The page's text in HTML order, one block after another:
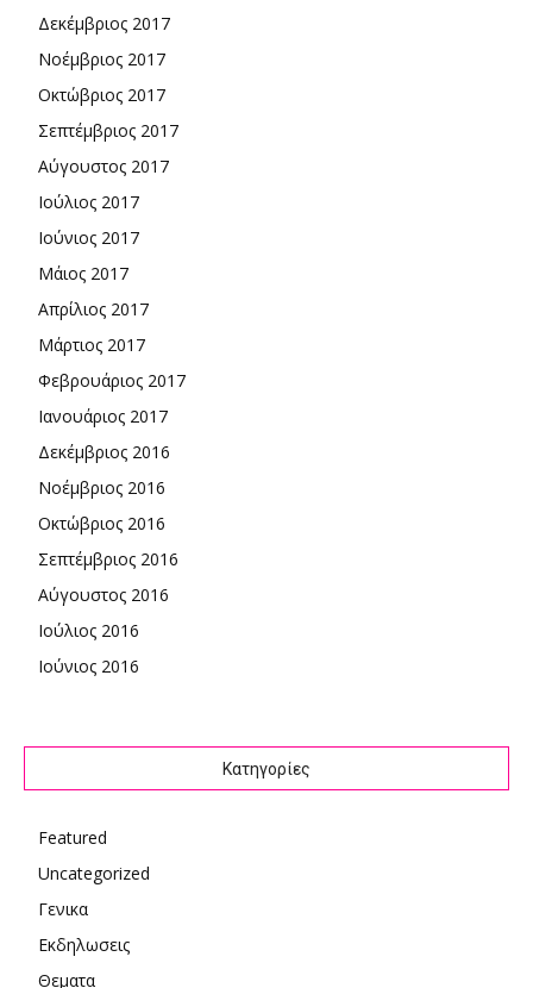
Δεκέμβριος 2017
Νοέμβριος 2017
Οκτώβριος 2017
Σεπτέμβριος 2017
Αύγουστος 2017
Ιούλιος 2017
Ιούνιος 2017
Μάιος 2017
Απρίλιος 2017
Μάρτιος 2017
Φεβρουάριος 2017
Ιανουάριος 2017
Δεκέμβριος 2016
Νοέμβριος 2016
Οκτώβριος 2016
Σεπτέμβριος 2016
Αύγουστος 2016
Ιούλιος 2016
Ιούνιος 2016
Kατηγορίες
Featured
Uncategorized
Γενικα
Εκδηλωσεις
Θεματα